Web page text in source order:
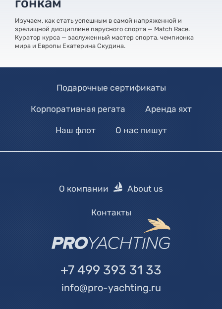
Изучаем, как стать успешным в самой напряженной и
зрелищной дисциплине парусного спорта — Match Race.
Куратор курса — заслуженный мастер спорта, чемпионка
мира и Европы Екатерина Скудина.
Подарочные сертификаты
Корпоративная регата Аренда яхт
Наш флот О нас пишут
О компании About us
Контакты
+7 499 393 31 33
info@pro-yachting.ru